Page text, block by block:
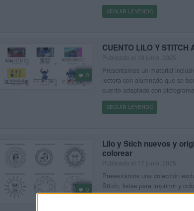
SEGUIR LEYENDO
0
CUENTO LILO Y STITCH
Presentamos un material
lectora con alumnado que se
cuento adaptado con
SEGUIR LEYENDO
0
Lilo y Stich nuevos y
colorear
Publicado el 17 junio, 2025
Presentamos una colección
Stitch, listas para imprimir y
es perfecto para fomentar la